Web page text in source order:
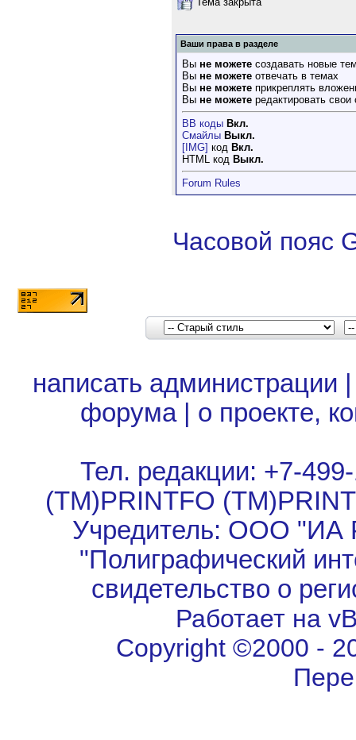
Ваши права в разделе
Вы не можете создавать новые
Вы не можете отвечать в темах
Вы не можете прикреплять
Вы не можете редактировать
BB коды Вкл.
Смайлы Выкл.
[IMG] код Вкл.
HTML код Выкл.
Forum Rules
Часовой пояс
написать администрации
форума| о проекте,
Тел. редакции: +7-
(TM)PRINTFO
Учредитель: ООО "ИА
"Полиграфический
свидетельство о
Работает на
Copyright ©2000 -